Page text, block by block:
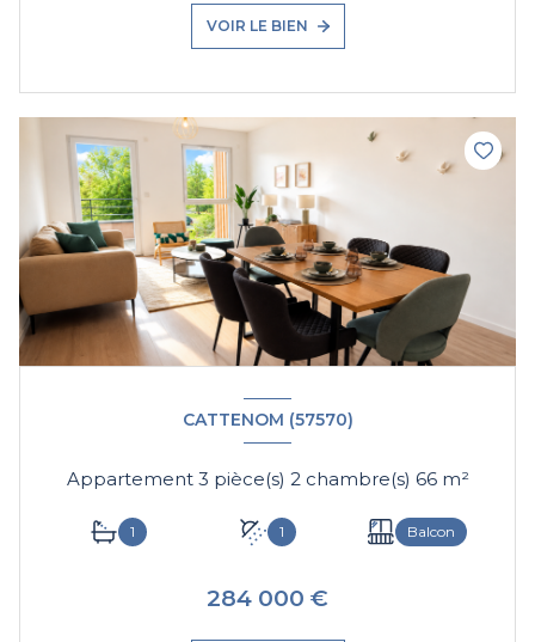
VOIR LE BIEN
CATTENOM (57570)
Appartement 3 pièce(s) 2 chambre(s) 66 m²
1 1 Balcon
284 000 €